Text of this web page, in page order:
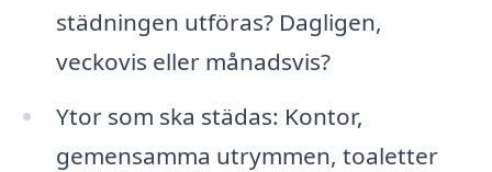
städningen utföras? Dagligen,
veckovis eller månadsvis?
Ytor som ska städas: Kontor,
gemensamma utrymmen, toaletter